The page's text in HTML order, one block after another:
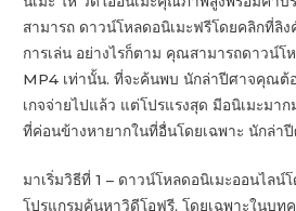
สามารถ ดาวน์โหลดอนิเมะฟรีโดยคลิกที่ลิ
การเล่น อย่างไรก็ตาม คุณสามารถดาวน์โ
MP4 เท่านั้น. ที่จะค้นพบ นักล่าปีศาจคุณต้
เกจจ่ายไปแล้ว แต่โปรแรงสุด มีอนิเมะมา
ที่ค่อนข้างหายากในที่อื่นโดยเฉพาะ นักล่าปี
มาเริ่มวิธีที่ 1 – ดาวน์โหลดอนิเมะออนไลน์
โปรแกรมค้นหาวิดีโอฟรี. โดยเฉพาะในบท